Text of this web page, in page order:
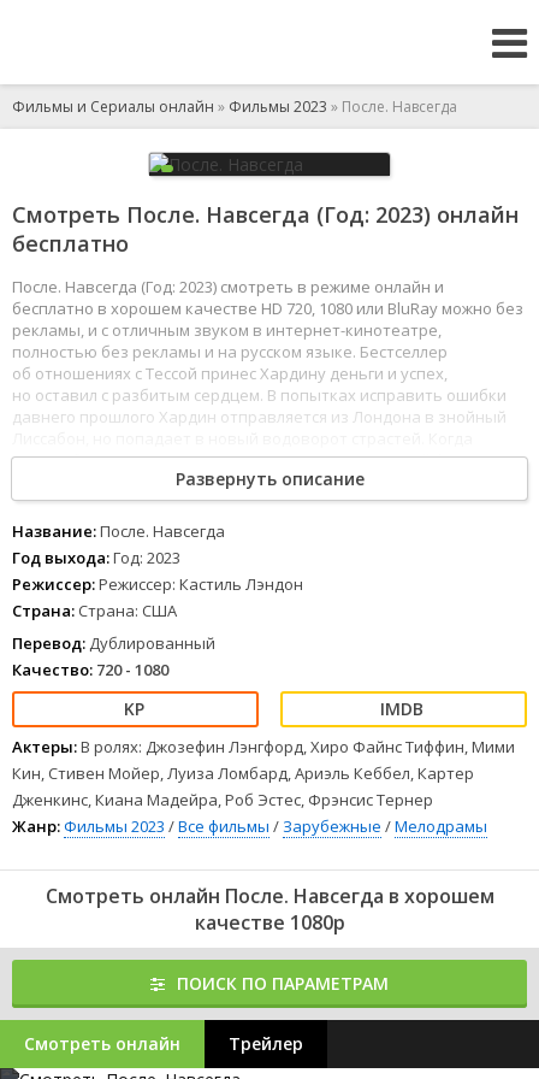
Фильмы и Сериалы онлайн » Фильмы 2023 » После. Навсегда
Смотреть После. Навсегда (Год: 2023) онлайн
бесплатно
После. Навсегда (Год: 2023) смотреть в режиме онлайн и
бесплатно в хорошем качестве HD 720, 1080 или BluRay можно без
рекламы, и с отличным звуком в интернет-кинотеатре,
полностью без рекламы и на русском языке. Бестселлер
об отношениях с Тессой принес Хардину деньги и успех,
но оставил с разбитым сердцем. В попытках исправить ошибки
давнего прошлого Хардин отправляется из Лондона в знойный
же судьба дарит Хардину и Тессе шанс на счастливый финал,
только от них зависит, какой станет последняя глава их истории
любви.
1 234 5 6 78
Развернуть описание
Название:После. Навсегда
Год выхода:Год: 2023
Режиссер:Режиссер: Кастиль Лэндон
Страна: Страна: США
Перевод: Дублированный
Качество: 720 - 1080
Актеры:В ролях: Джозефин Лэнгфорд, Хиро Файнс Тиффин, Мими
Кин, Стивен Мойер, Луиза Ломбард, Ариэль Кеббел, Картер
Дженкинс, Киана Мадейра, Роб Эстес, Фрэнсис Тернер
Жанр:Фильмы 2023 /Все фильмы / Зарубежные /Мелодрамы
Смотреть онлайн После. Навсегда в хорошем
качестве 1080p
ПОИСК ПО ПАРАМЕТРАМ
Смотреть онлайн Трейлер